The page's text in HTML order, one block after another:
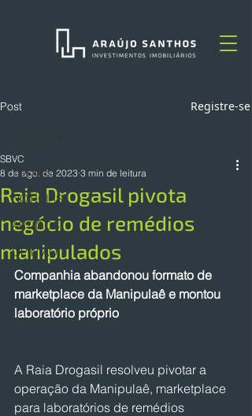
Post Registre-se
TODOS
NOTÍCIAS
ARTIGOS
OPINIÃO
Raia Drogasil pivota
negócio de remédios
manipulados
SBVC
8 de ago. de 2023 3 min de leitura
Companhia abandonou formato de
marketplace da Manipulaê e montou
laboratório próprio
A Raia Drogasil resolveu pivotar a
operação da Manipulaê, marketplace
para laboratórios de remédios